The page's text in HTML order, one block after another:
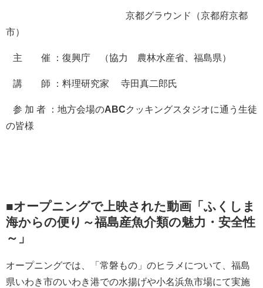
京都グラウンド（京都府京都
市）
主 催 ：復興庁 （協力 農林水産省、福島県）
講 師 ：料理研究家 寺田真二郎氏
参 加 者 ：地方会場のABCクッキングスタジオに通う生徒
の皆様
■オープニングで上映された動画 「ふくしま
海からの便り～福島産魚介類の魅力・安全性
～」
オープニングでは、「常磐もの」のヒラメについて、福島
県いわき市のいわき港での水揚げや小名浜魚市場にて実施